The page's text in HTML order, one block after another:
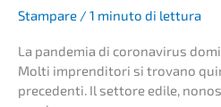
Stampa­re / 1 minuto di lettura
La pande­mia di corona­vi­rus
Molti impren­di­to­ri si trova­no
prece­den­ti. Il setto­re edile,